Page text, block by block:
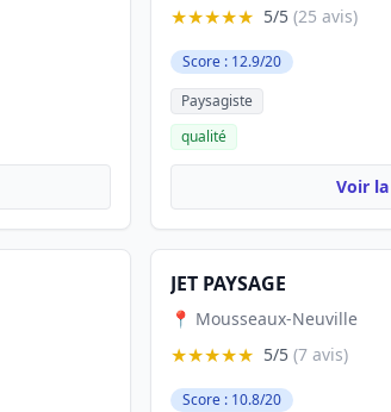
★★★★★ 5/5 (25 avis)
Score : 12.9/20
Paysagiste
qualité
Voir
JET PAYSAGE
📍 Mousseaux-Neuville
★★★★★ 5/5 (7 avis)
Score : 10.8/20